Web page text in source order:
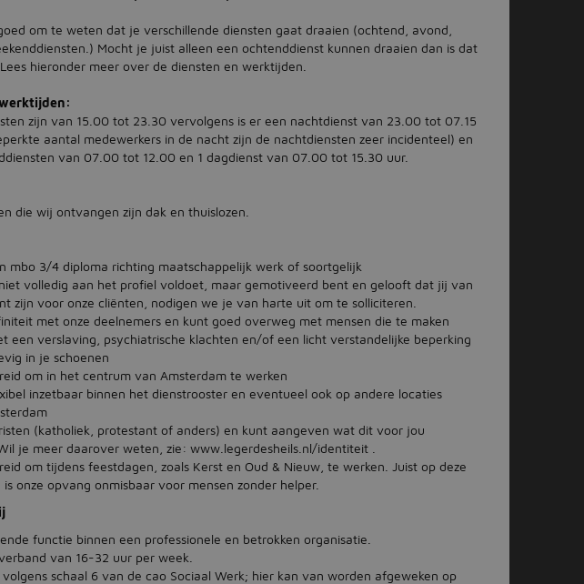
om te weten dat je verschillende diensten gaat draaien (ochtend, avond,
Mocht je juist alleen een ochtenddienst kunnen draaien dan is dat
hieronder meer over de diensten en werktijden.
zijn van 15.00 tot 23.30 vervolgens is er een nachtdienst van 23.00 tot 07.15
aantal medewerkers in de nacht zijn de nachtdiensten zeer incidenteel) en
van 07.00 tot 12.00 en 1 dagdienst van 07.00 tot 15.30 uur.
die wij ontvangen zijn dak en thuislozen.
mbo 3/4 diploma richting maatschappelijk werk of soortgelijk
volledig aan het profiel voldoet, maar gemotiveerd bent en gelooft dat jij van
zijn voor onze cliënten, nodigen we je van harte uit om te solliciteren.
met onze deelnemers en kunt goed overweg met mensen die te maken
een verslaving, psychiatrische klachten en/of een licht verstandelijke beperking
in je schoenen
om in het centrum van Amsterdam te werken
inzetbaar binnen het dienstrooster en eventueel ook op andere locaties
(katholiek, protestant of anders) en kunt aangeven wat dit voor jou
je meer daarover weten, zie: www.legerdesheils.nl/identiteit .
om tijdens feestdagen, zoals Kerst en Oud & Nieuw, te werken. Juist op deze
onze opvang onmisbaar voor mensen zonder helper.
functie binnen een professionele en betrokken organisatie.
van 16-32 uur per week.
volgens schaal 6 van de cao Sociaal Werk; hier kan van worden afgeweken op